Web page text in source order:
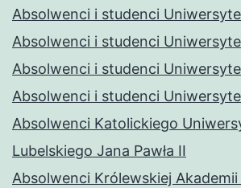
Absolwenci i studenci
Absolwenci i studenci
Absolwenci i studenci
Absolwenci i studenci
Absolwenci Katolickiego
Lubelskiego Jana Pawła II
Absolwenci Królewskiej